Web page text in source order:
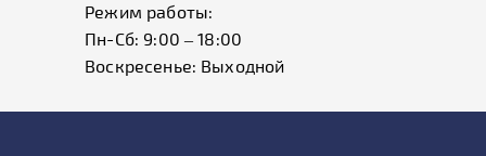
Режим работы:
Пн-Сб: 9:00 – 18:00
Воскресенье: Выходной